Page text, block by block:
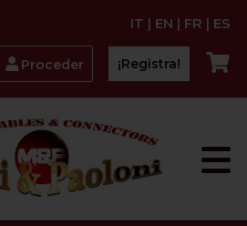
IT | EN | FR | ES
Proceder ¡Registra!